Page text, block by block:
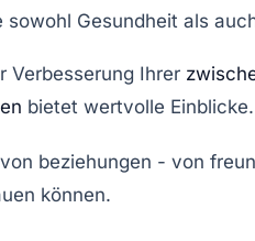
sowohl Gesundheit als
Verbesserung Ihrer
bietet wertvolle Einblicke.